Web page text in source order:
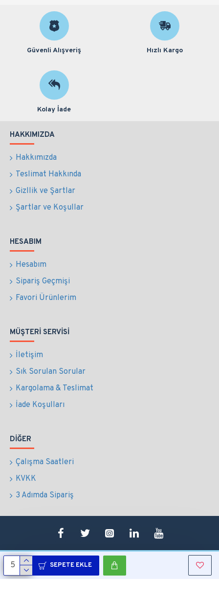
SEPETE EKLE
Güvenli Alışveriş Hızlı Kargo
Kolay İade
HAKKIMIZDA
Hakkımızda
Teslimat Hakkında
Gizllik ve Şartlar
Şartlar ve Koşullar
HESABIM
Hesabım
Sipariş Geçmişi
Favori Ürünlerim
MÜŞTERI SERVISI
İletişim
Sık Sorulan Sorular
Kargolama & Teslimat
İade Koşulları
DIĞER
Çalışma Saatleri
KVKK
3 Adımda Sipariş
Sepetim 0507 724 65 90 Whatsapp Konum